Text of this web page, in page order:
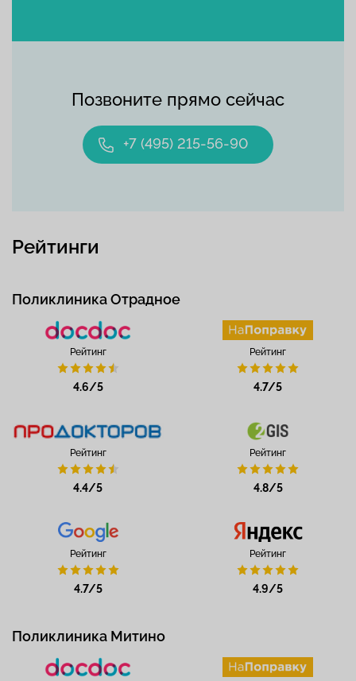
Позвоните прямо сейчас
+7 (495) 215-56-90
Рейтинги
Поликлиника Отрадное
Рейтинг
4.6/5
Рейтинг
4.7/5
Рейтинг
4.4/5
Рейтинг
4.8/5
Рейтинг
4.7/5
Рейтинг
4.9/5
Поликлиника Митино